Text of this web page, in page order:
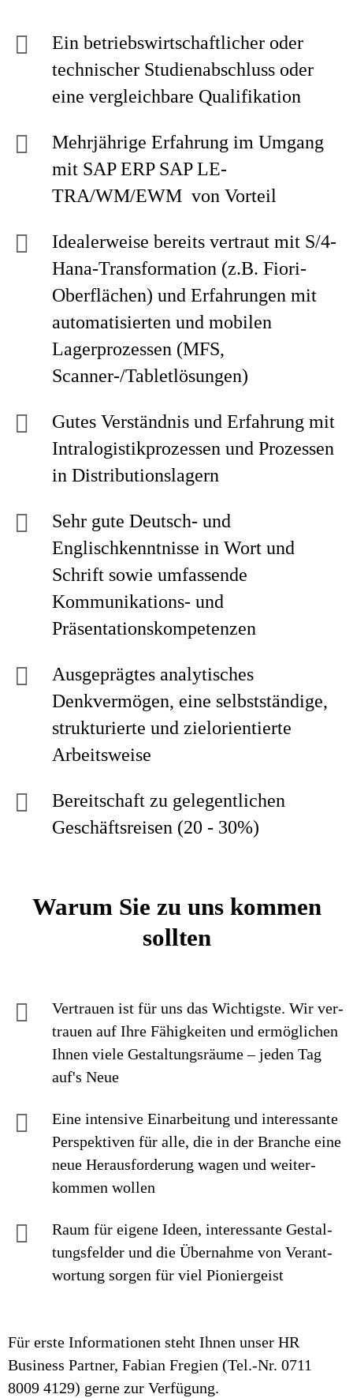
Ein betriebswirtschaftlicher oder
technischer Studienabschluss oder
eine vergleichbare Qualifikation
Mehrjährige Erfahrung im Umgang
mit SAP ERP SAP LE-
TRA/WM/EWM von Vorteil
Idealerweise bereits vertraut mit S/4-
Hana-Transformation (z.B. Fiori-
Oberflächen) und Erfahrungen mit
automatisierten und mobilen
Lagerprozessen (MFS,
Scanner-/Tabletlösungen)
Gutes Verständnis und Erfahrung mit
Intralogistikprozessen und Prozessen
in Distributionslagern
Sehr gute Deutsch- und
Englischkenntnisse in Wort und
Schrift sowie umfassende
Kommunikations- und
Präsentationskompetenzen
Ausgeprägtes analytisches
Denkvermögen, eine selbstständige,
strukturierte und zielorientierte
Arbeitsweise
Bereitschaft zu gelegentlichen
Geschäftsreisen (20 - 30%)
Warum Sie zu uns kommen
sollten
Vertrauen ist für uns das Wichtigste. Wir ver­
trauen auf Ihre Fähig­keiten und ermög­lichen
Ihnen viele Gestaltungs­räume – jeden Tag
auf's Neue
Eine intensive Einarbei­tung und interes­sante
Perspek­tiven für alle, die in der Branche eine
neue Heraus­forderung wagen und weiter­
kommen wollen
Raum für eigene Ideen, inte­res­sante Ge­stal­
tungs­felder und die Über­nahme von Ver­ant­
wor­tung sorgen für viel Pionier­geist
Für erste Informationen steht Ihnen unser HR
Business Partner, Fabian Fregien (Tel.-Nr. 0711
8009 4129) gerne zur Verfügung.